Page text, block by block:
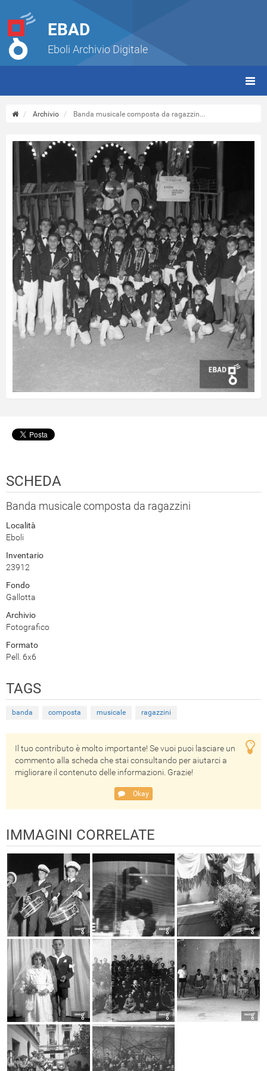
EBAD
Eboli Archivio Digitale
Archivio Banda musicale composta da ragazzin...
SCHEDA
Banda musicale composta da ragazzini
Località
Eboli
Inventario
23912
Fondo
Gallotta
Archivio
Fotografico
Formato
Pell. 6x6
TAGS
banda composta musicale ragazzini
Il tuo contributo è molto importante! Se vuoi puoi lasciare un
commento alla scheda che stai consultando per aiutarci a
migliorare il contenuto delle informazioni. Grazie!
Okay
IMMAGINI CORRELATE